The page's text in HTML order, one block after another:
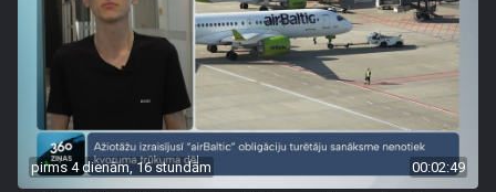
pirms 4 dienām, 16 stundām 00:02:49